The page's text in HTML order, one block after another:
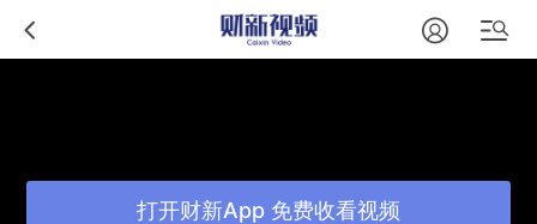
打开财新App 免费收看视频